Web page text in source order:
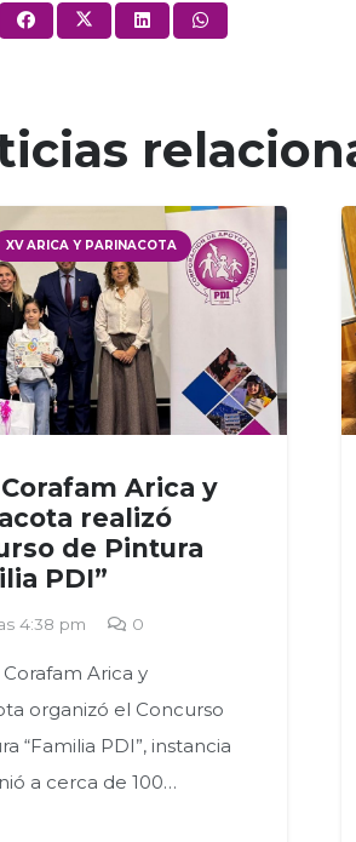
XV ARICA Y PARINACOTA
Arica y
realizó
de Pintura
PDI”
4:38 pm 0
Corafam Arica y
organizó el Concurso
“Familia PDI”, instancia
a cerca de 100…